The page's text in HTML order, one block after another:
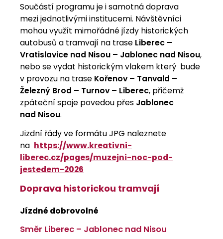
Součástí programu je i samotná doprava
mezi jednotlivými institucemi. Návštěvníci
mohou využít mimořádné jízdy historických
autobusů a tramvají na trase Liberec –
Vratislavice nad Nisou – Jablonec nad Nisou,
nebo se vydat historickým vlakem který bude
v provozu na trase Kořenov – Tanvald –
Železný Brod – Turnov – Liberec, přičemž
zpáteční spoje povedou přes Jablonec
nad Nisou.
Jizdní řády ve formátu JPG naleznete
na https://www.kreativni-
liberec.cz/pages/muzejni-noc-pod-
jestedem-2026
Doprava historickou tramvají
Jízdné dobrovolné
Směr Liberec – Jablonec nad Nisou